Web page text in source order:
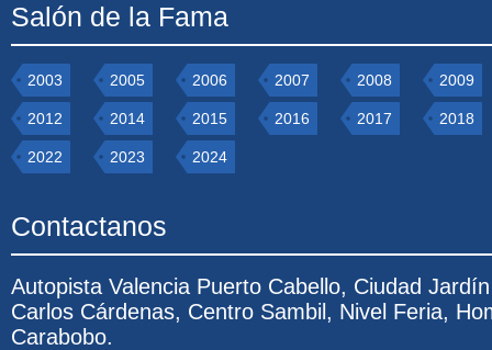
Salón de la Fama
2003 2005 2006 2007 2008 2009
2012 2014 2015 2016 2017 2018
2022 2023 2024
Contactanos
Autopista Valencia Puerto Cabello, Ciudad
Carlos Cárdenas, Centro Sambil, Nivel Feria,
Carabobo.